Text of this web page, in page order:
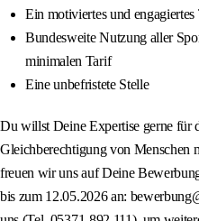
Ein motiviertes und engagiertes
Bundesweite Nutzung aller
minimalen Tarif
Eine unbefristete Stelle
Du willst Deine Expertise gerne für
Gleichberechtigung von Menschen
freuen wir uns auf Deine
bis zum 12.05.2026 an: